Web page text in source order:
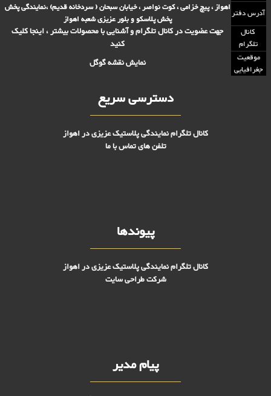
آدرس دفتراهواز ، پیچ خزامی ، کوت نواصر ، خیابان سبحان ( سردخانه قدیم) ،نمایندگی پخش
پخش پلاسکو و بلور عزیزی شعبه اهواز
کانال
تلگرام
جهت عضویت در کانال تلگرام و آشنایی با محصولات بیشتر ، اینجا کلیک
کنید
موقعیت
جغرافیایی
نمایش نقشه گوگل
دسترسی سریع
کانال تلگرام نمایندگی پلاستیک عزیزی در اهواز
تلفن های تماس با ما
پیوندها
کانال تلگرام نمایندگی پلاستیک عزیزی در اهواز
شرکت طراحی سایت
پیام مدیر